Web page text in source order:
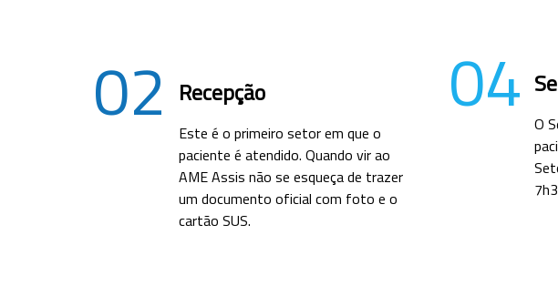
02 Recepção
Este é o primeiro setor em que o
paciente é atendido. Quando vir ao
AME Assis não se esqueça de trazer
um documento oficial com foto e o
cartão SUS.
04
O